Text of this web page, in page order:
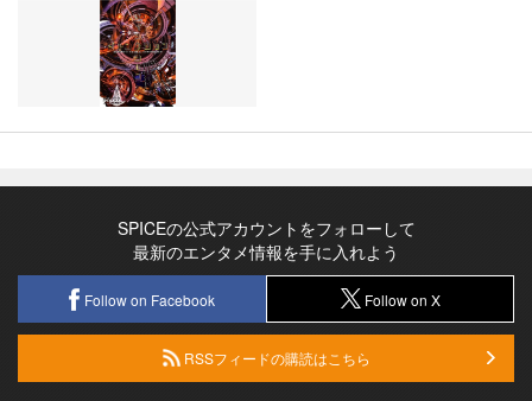
SPICEの公式アカウントをフォローして
最新のエンタメ情報を手に入れよう
Follow on Facebook Follow on X
RSSフィードの購読はこちら